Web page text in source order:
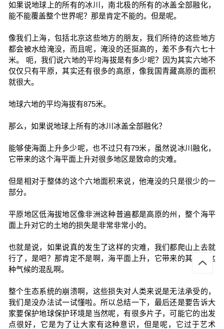
如果说地球上的所有的冰川，南北极的所有的冰盖全部融化，
能不能覆盖整个世界呢？那是肯定不能的。但是呢。
像我们上海，包括北京这些地方的朋友，我们所待的这些地方
都会被水给淹没，而且呢，淹没的还挺高的，差不多有六七十
米。 呃，我们说六地的平均海拔是有多少呢？因为其实六地不
仅仅只有平原，其实还有很多的高原，像我国青藏高原的面积
就很大。
地球六地的平均海拔有875米。
那么，如果说地球上所有的冰川冰盖全部融化？
能够使海面上升多少呢，也不过只有79米，虽然说冰川融化，
它带来的这个海平面上升对很多地区是致命的灾难。
但是相对于整体的这个六地面积来说，他淹没的只是很少的一
部分。
平原地区低海拔地区像非洲这种普遍都是高原的州，整个海平
面上升对它的土地的损失是非常非常小的。
也就是说，如果说真的发生了这样的灾难，我们都爬山上去就
行了，是吧？那肯定不是啊，海平面上升，它带来的其他的这
种气候的混乱啊。
整个生态系统的崩溃啊，这些损失对人类来说是无法承受的，
我们是没办法试一试懂啦。所以总结一下，最后还是要告诉大
家要保护地球保护环境是当然呢，有很多片子，可能它的出发
点很好，它是为了让大家有这种意识，但是呢，它过于艺术